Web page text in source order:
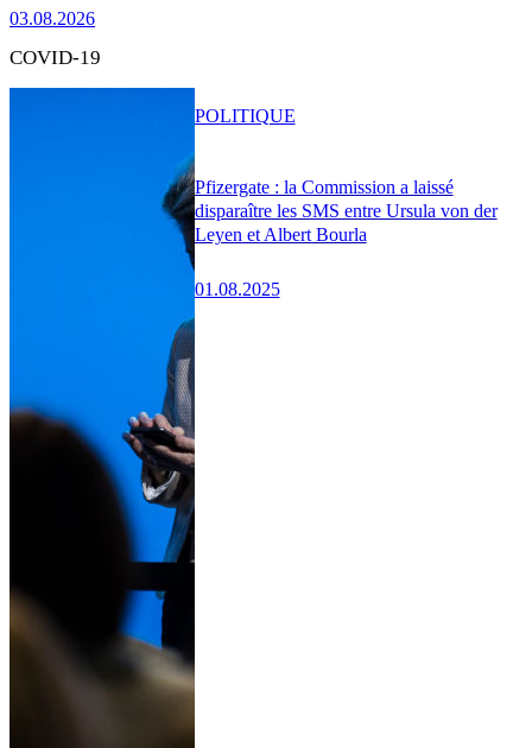
03.08.2026
COVID-19
Pfizergate : la Commission a laissé
disparaître les SMS entre Ursula von der
Leyen et Albert Bourla
01.08.2025
POLITIQUE